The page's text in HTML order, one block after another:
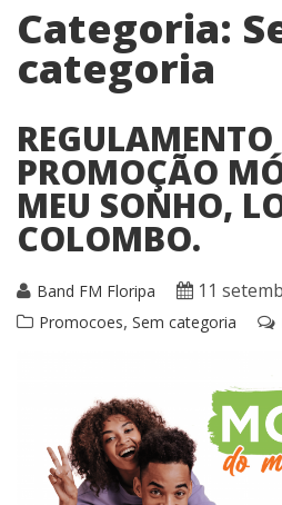
Categoria:
categoria
REGULAMENTO
PROMOÇÃO
MEU SONHO,
COLOMBO.
Band FM Floripa 11
Promocoes, Sem categoria